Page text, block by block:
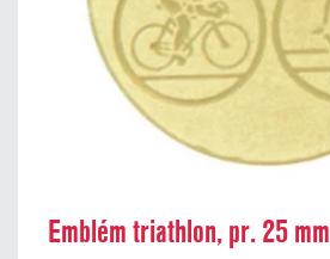
Emblém triathlon, pr. 25 mm